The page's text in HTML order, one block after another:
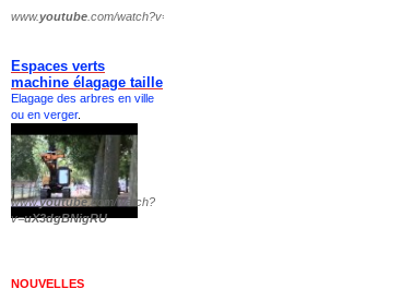
www.youtube .com/watch?v=
Espaces verts
machine élagage taille
Elagage des arbres en ville
ou en verger.
www.youtube.com/watch?
v=uX3dgBNigRU
NOUVELLES